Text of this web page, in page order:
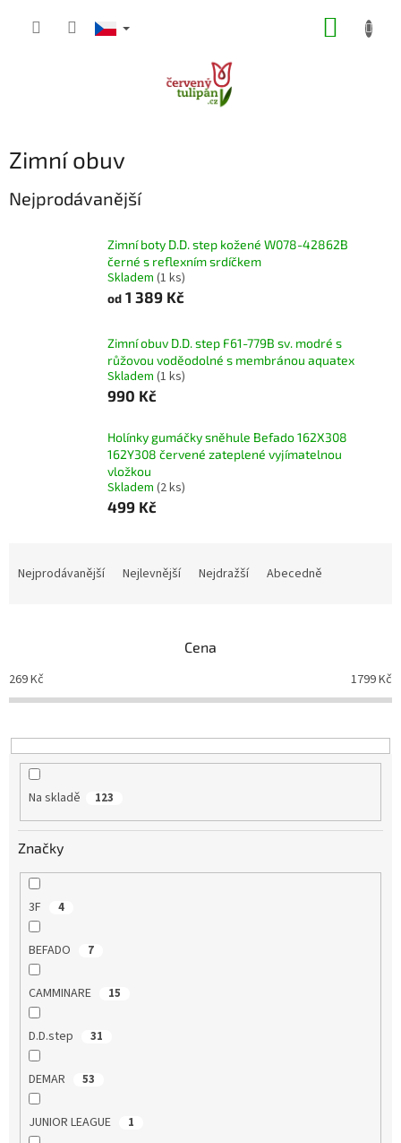
Zimní obuv
Nejprodávanější
Zimní boty D.D. step kožené W078-42862B
černé s reflexním srdíčkem
Skladem (1 ks)
od 1 389 Kč
Zimní obuv D.D. step F61-779B sv. modré s
růžovou voděodolné s membránou aquatex
Skladem (1 ks)
990 Kč
Holínky gumáčky sněhule Befado 162X308
162Y308 červené zateplené vyjímatelnou
vložkou
Skladem (2 ks)
499 Kč
p
r
o
u
Nejprodávanější Nejlevnější Nejdražší Abecedně
Cena
269Kč 1799Kč
Na skladě 123
Značky
3F 4
BEFADO 7
CAMMINARE 15
D.D.step 31
DEMAR 53
JUNIOR LEAGUE 1